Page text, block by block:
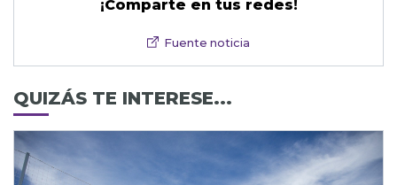
¡Comparte en tus redes!
Fuente noticia
QUIZÁS TE INTERESE...